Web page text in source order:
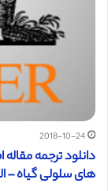
2018-10-24
دانلود ترجمه
های سلولی گیاه –